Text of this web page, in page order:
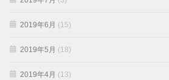
2019年6月 (15)
2019年5月 (18)
2019年4月 (13)